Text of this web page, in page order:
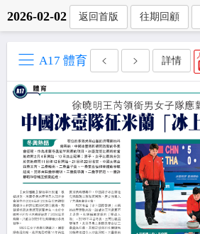
2026-02-02 返回首版 往期回顧
A17 體育 詳情